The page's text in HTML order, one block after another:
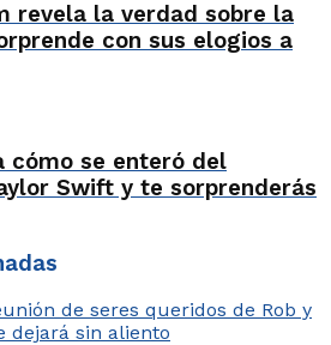
revela la verdad sobre la
con sus elogios a
cómo se enteró del
Swift y te sorprenderás